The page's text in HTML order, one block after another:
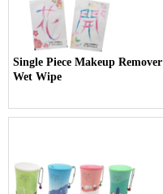
Single Piece Makeup Remover
Wet Wipe